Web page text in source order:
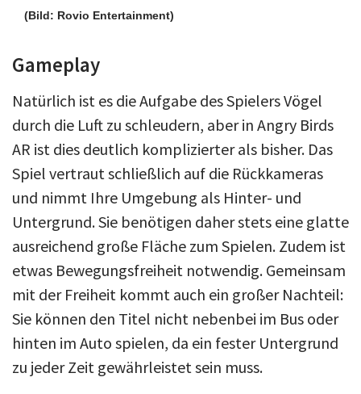
(Bild: Rovio Entertainment)
Gameplay
Natürlich ist es die Aufgabe des Spielers Vögel
durch die Luft zu schleudern, aber in Angry Birds
AR ist dies deutlich komplizierter als bisher. Das
Spiel vertraut schließlich auf die Rückkameras
und nimmt Ihre Umgebung als Hinter- und
Untergrund. Sie benötigen daher stets eine glatte
ausreichend große Fläche zum Spielen. Zudem ist
etwas Bewegungsfreiheit notwendig. Gemeinsam
mit der Freiheit kommt auch ein großer Nachteil:
Sie können den Titel nicht nebenbei im Bus oder
hinten im Auto spielen, da ein fester Untergrund
zu jeder Zeit gewährleistet sein muss.